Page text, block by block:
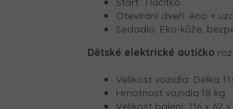
Otevírání dveří: Ano +
Sedadlo: Eko-kůže,
Dětské elektrické autíčko
Velikost vozidla: Délka
Hmotnost vozidla:18 kg
Velikost balení: 116 x 62